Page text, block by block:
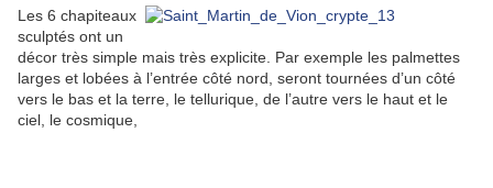
Les 6 chapiteaux
sculptés ont un
décor très simple mais très explicite. Par exemple les palmettes
larges et lobées à l’entrée côté nord, seront tournées d’un côté
vers le bas et la terre, le tellurique, de l’autre vers le haut et le
ciel, le cosmique,